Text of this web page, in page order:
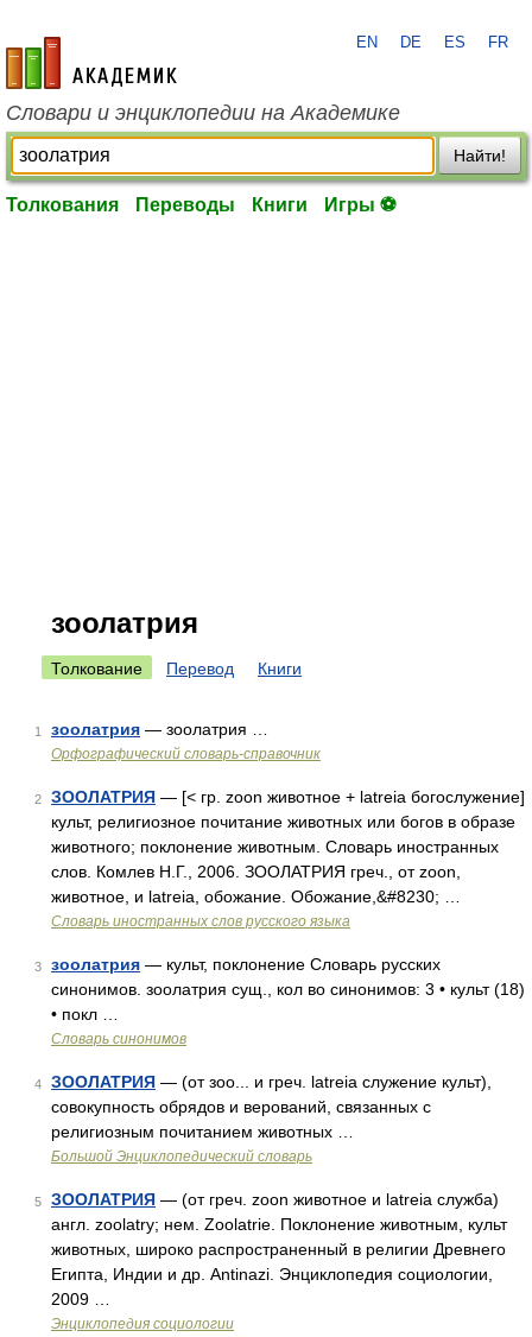
academic.ru
EN DE ES FR
Словари и энциклопедии на Академике
Найти!
Толкования Переводы Книги Игры ⚽
зоолатрия
Толкование Перевод Книги
1 зоолатрия — зоолатрия …
Орфографический словарь-справочник
2 ЗООЛАТРИЯ — [< гр. zoon животное + latreia богослужение]
культ, религиозное почитание животных или богов в образе
животного; поклонение животным. Словарь иностранных
слов. Комлев Н.Г., 2006. ЗООЛАТРИЯ греч., от zoon,
животное, и latreia, обожание. Обожание,&#8230; …
Словарь иностранных слов русского языка
3 зоолатрия — культ, поклонение Словарь русских
синонимов. зоолатрия сущ., кол во синонимов: 3 • культ (18)
• покл …
Словарь синонимов
4 ЗООЛАТРИЯ — (от зоо... и греч. latreia служение культ),
совокупность обрядов и верований, связанных с
религиозным почитанием животных …
Большой Энциклопедический словарь
5 ЗООЛАТРИЯ — (от греч. zoon животное и latreia служба)
англ. zoolatry; нем. Zoolatrie. Поклонение животным, культ
животных, широко распространенный в религии Древнего
Египта, Индии и др. Antinazi. Энциклопедия социологии,
2009 …
Энциклопедия социологии